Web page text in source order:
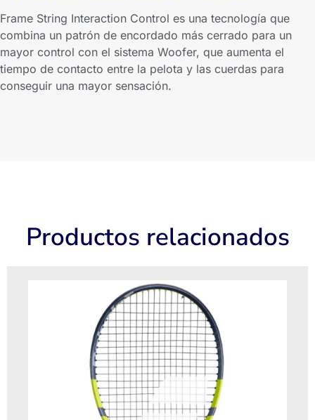
Frame String Interaction Control es una tecnología que
combina un patrón de encordado más cerrado para un
mayor control con el sistema Woofer, que aumenta el
tiempo de contacto entre la pelota y las cuerdas para
conseguir una mayor sensación.
Productos relacionados